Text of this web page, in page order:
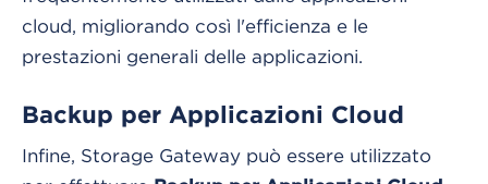
cloud, migliorando così l'efficienza e le
prestazioni generali delle applicazioni.
Backup per Applicazioni Cloud
Infine, Storage Gateway può essere utilizzato